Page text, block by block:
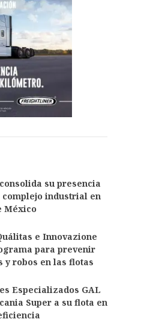
su presencia
complejo industrial en
México
e Innovazione
para prevenir
y robos en las flotas
Especializados GAL
Super a su flota en